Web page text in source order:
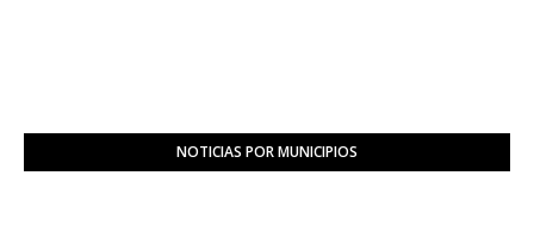
NOTICIAS POR MUNICIPIOS